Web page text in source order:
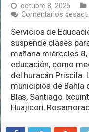
octubre 8, 2025
Comentarios
Servicios de
suspende clases
mañana miércoles
educación, como
del huracán Priscila.
municipios de Bahía
Blas, Santiago
Huajicori,